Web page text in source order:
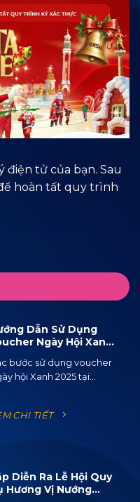
điện tử của bạn. Sau
hoàn tất quy trình
Dẫn Sử Dụng
Ngày Hội Xanh
bước sử dụng voucher
hội Xanh 2025 tại...
CHI TIẾT
Diễn Ra Lễ Hội Quy
Hương Vị Nướng